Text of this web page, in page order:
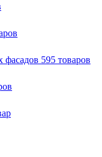
фасадов 595 товаров